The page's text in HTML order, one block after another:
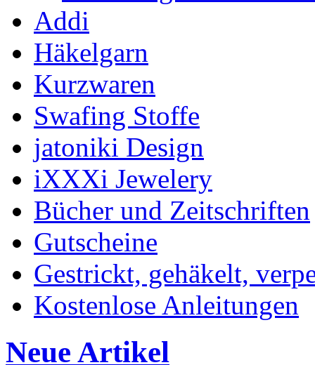
Addi
Häkelgarn
Kurzwaren
Swafing Stoffe
jatoniki Design
iXXXi Jewelery
Bücher und Zeitschriften
Gutscheine
Gestrickt, gehäkelt,
Kostenlose Anleitungen
Neue Artikel